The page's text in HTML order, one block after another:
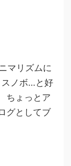
マリズムに
スノボ…と好
ちょっとア
グとしてブ